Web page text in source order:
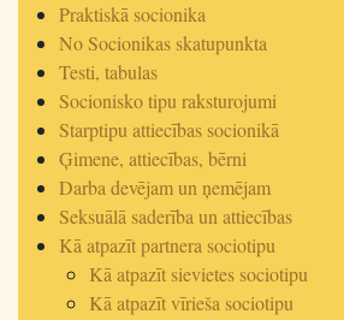
Praktiskā socionika
No Socionikas skatupunkta
Testi, tabulas
Socionisko tipu raksturojumi
Starptipu attiecības socionikā
Ģimene, attiecības, bērni
Darba devējam un ņemējam
Seksuālā saderība un attiecības
Kā atpazīt partnera sociotipu
Kā atpazīt sievietes sociotipu
Kā atpazīt vīrieša sociotipu